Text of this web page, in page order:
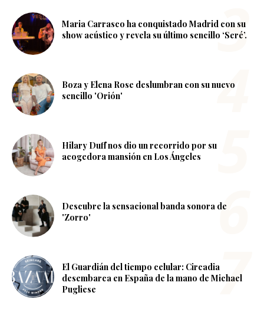
Maria Carrasco ha conquistado Madrid con su
show acústico y revela su último sencillo ‘Seré’.
Boza y Elena Rose deslumbran con su nuevo
sencillo 'Orión'
Hilary Duff nos dio un recorrido por su
acogedora mansión en Los Ángeles
Descubre la sensacional banda sonora de
'Zorro'
El Guardián del tiempo celular: Circadia
desembarca en España de la mano de Michael
Pugliese